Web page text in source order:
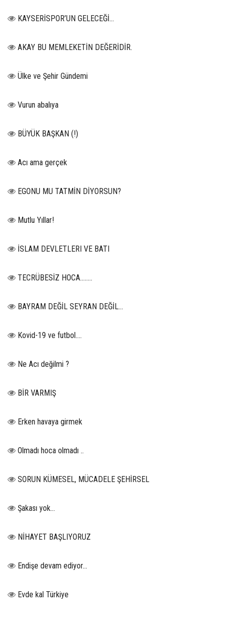
KAYSERİSPOR’UN GELECEĞİ…
AKAY BU MEMLEKETİN DEĞERİDİR.
Ülke ve Şehir Gündemi
Vurun abalıya
BÜYÜK BAŞKAN (!)
Acı ama gerçek
EGONU MU TATMİN DİYORSUN?
Mutlu Yıllar!
İSLAM DEVLETLERI VE BATI
TECRÜBESİZ HOCA……..
BAYRAM DEĞİL SEYRAN DEĞİL...
Kovid-19 ve futbol….
Ne Acı değilmi ?
BİR VARMIŞ
Erken havaya girmek
Olmadı hoca olmadı ..
SORUN KÜMESEL, MÜCADELE ŞEHİRSEL
Şakası yok…
NİHAYET BAŞLIYORUZ
Endişe devam ediyor…
Evde kal Türkiye